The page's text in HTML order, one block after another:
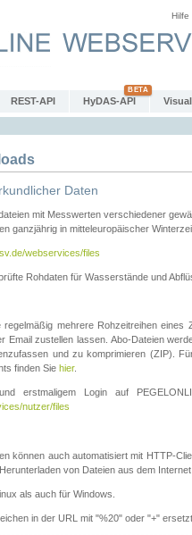
Hilfe
REST-API HyDAS-API
Daten
mit Messwerten verschiedener
ganzjährig in mitteleuropäischer
webservices/files
Rohdaten für Wasserstände und
regelmäßig mehrere Rohzeitreihen
Email zustellen lassen. Abo-Dateien
und zu komprimieren (ZIP).
finden Sie hier.
erstmaligem Login auf
nutzer/files
können auch automatisiert mit HTTP-
von Dateien aus dem
als auch für Windows.
in der URL mit "%20" oder "+"